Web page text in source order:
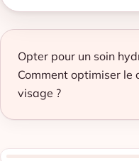
Opter pour un soin
Comment optimiser le
visage ?